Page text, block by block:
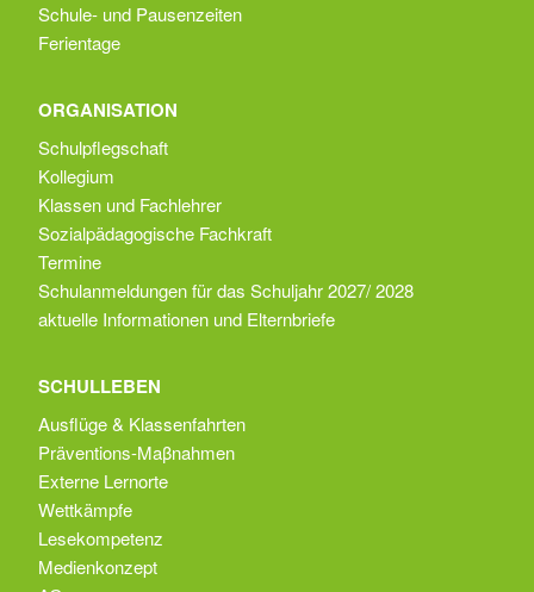
Schule- und Pausenzeiten
Ferientage
ORGANISATION
Schulpflegschaft
Kollegium
Klassen und Fachlehrer
Sozialpädagogische Fachkraft
Termine
Schulanmeldungen für das Schuljahr 2027/ 2028
aktuelle Informationen und Elternbriefe
SCHULLEBEN
Ausflüge & Klassenfahrten
Präventions-Maβnahmen
Externe Lernorte
Wettkämpfe
Lesekompetenz
Medienkonzept